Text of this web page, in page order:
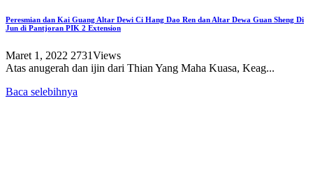
Peresmian dan Kai Guang Altar Dewi Ci Hang Dao Ren dan Altar Dewa Guan Sheng Di
Jun di Pantjoran PIK 2 Extension
Maret 1, 2022 2731Views
Atas anugerah dan ijin dari Thian Yang Maha Kuasa, Keag...
Baca selebihnya